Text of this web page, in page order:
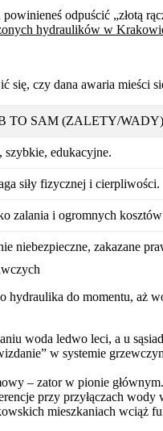
odpuścić „złotą
hydraulików w
się, czy dana awaria mieści
TO SAM (ZALETY/WADY)
szybkie, edukacyjne.
siły fizycznej i cierpliwości.
zalania i ogromnych
niebezpieczne, zakazane
do momentu, aż
woda ledwo leci, a u
w systemie
– zator w pionie
przy przyłączach
mieszkaniach wciąż